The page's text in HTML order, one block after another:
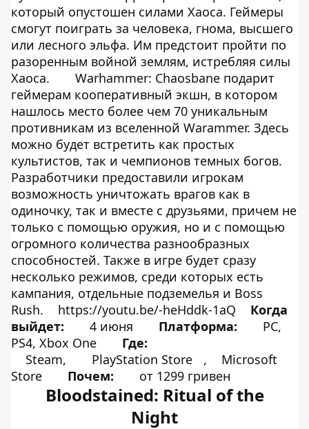
который опустошен силами Хаоса. Геймеры
смогут поиграть за человека, гнома, высшего
или лесного эльфа. Им предстоит пройти по
разоренным войной землям, истребляя силы
Хаоса.
Warhammer: Chaosbane подарит
геймерам кооперативный экшн, в котором
нашлось место более чем 70 уникальным
противникам из вселенной Warammer. Здесь
можно будет встретить как простых
культистов, так и чемпионов темных богов.
Разработчики предоставили игрокам
возможность уничтожать врагов как в
одиночку, так и вместе с друзьями, причем не
только с помощью оружия, но и с помощью
огромного количества разнообразных
способностей. Также в игре будет сразу
несколько режимов, среди которых есть
кампания, отдельные подземелья и Boss
Rush.
https://youtu.be/-heHddk-1aQ
Когда
выйдет:
4 июня Платформа:
PC,
PS4, Xbox One
Где:
Steam,
PlayStation Store ,
Microsoft
Store
Почем: от 1299 гривен
Bloodstained: Ritual of the
Night